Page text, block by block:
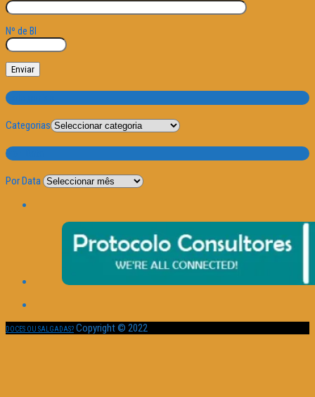
Nº de BI
Categorias
Categorias
Por Data
Por Data
DOCES OU SALGADAS? Copyright © 2022